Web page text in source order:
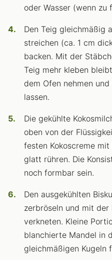
oder Wasser (wenn zu
Den Teig gleichmäßig
streichen (ca. 1 cm
backen. Mit der
Teig mehr kleben
dem Ofen nehmen
lassen.
Die gekühlte
oben von der
festen Kokoscreme mit
glatt rühren. Die
noch formbar sein.
Den ausgekühlten
zerbröseln und mit
verkneten. Kleine
blanchierte Mandel in
gleichmäßigen Kugeln